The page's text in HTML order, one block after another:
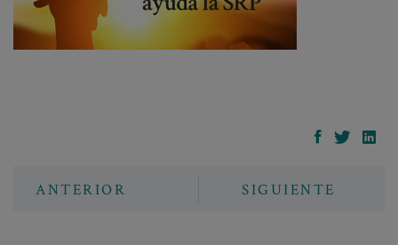
ANTERIOR SIGUIENTE